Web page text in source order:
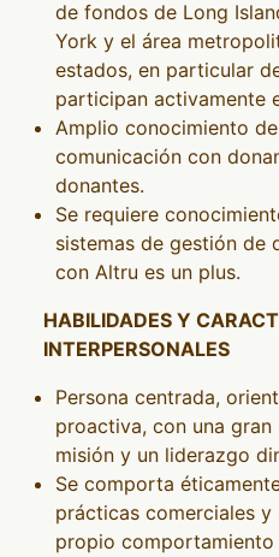
de fondos de Long
York y el área
estados, en particular
participan activamente
Amplio conocimiento
comunicación con
donantes.
Se requiere
sistemas de gestión de
con Altru es un plus.
HABILIDADES Y
INTERPERSONALES
Persona centrada,
proactiva, con una
misión y un liderazgo
Se comporta
prácticas comerciales y
propio comportamiento